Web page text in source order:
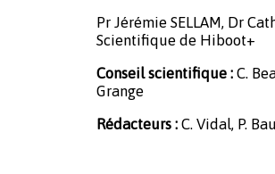
Pr Jérémie SELLAM, Dr
Scientifique de Hiboot+
Conseil scientifique : C.
Grange
Rédacteurs : C. Vidal, P.